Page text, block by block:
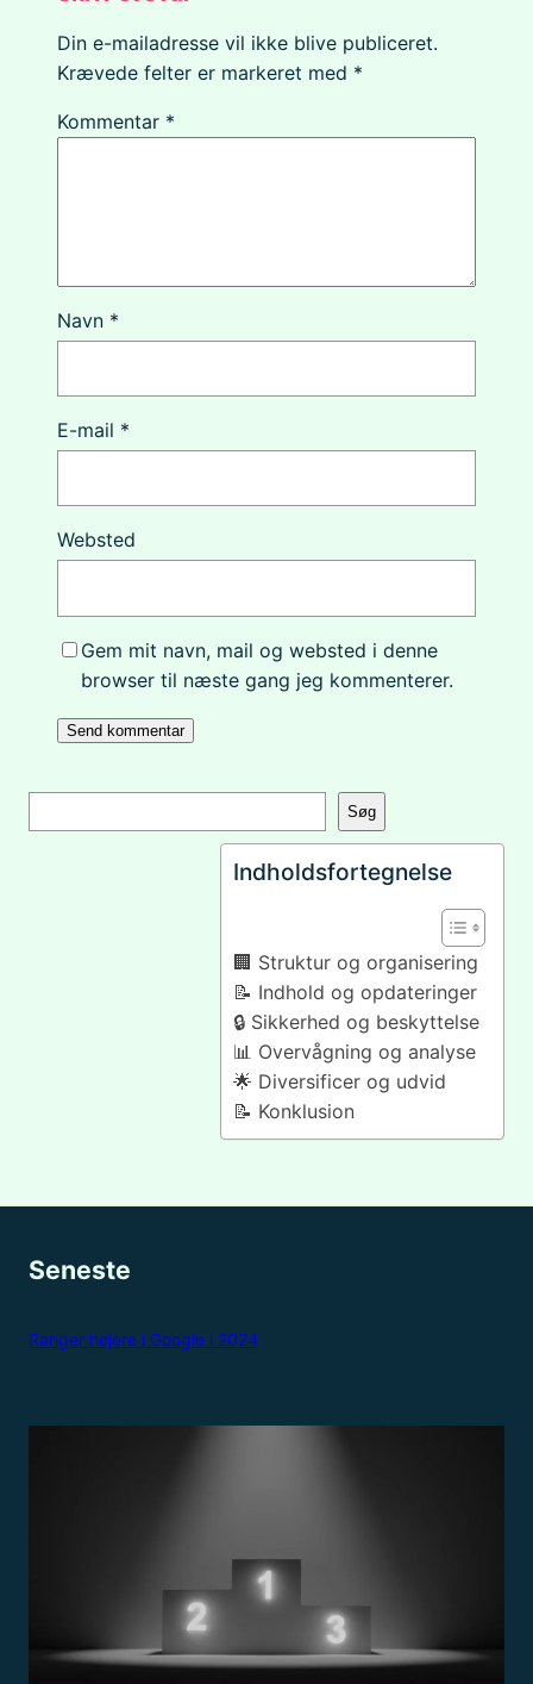
Din e-mailadresse vil ikke blive publiceret.
Krævede felter er markeret med *
Kommentar *
Navn *
E-mail *
Websted
Gem mit navn, mail og websted i denne
browser til næste gang jeg kommenterer.
ø
Søg
Indholdsfortegnelse
🏢 Struktur og organisering
📝 Indhold og opdateringer
🔒 Sikkerhed og beskyttelse
📊 Overvågning og analyse
🌟 Diversificer og udvid
📝 Konklusion
Seneste
Ranger højere i Google i 2024